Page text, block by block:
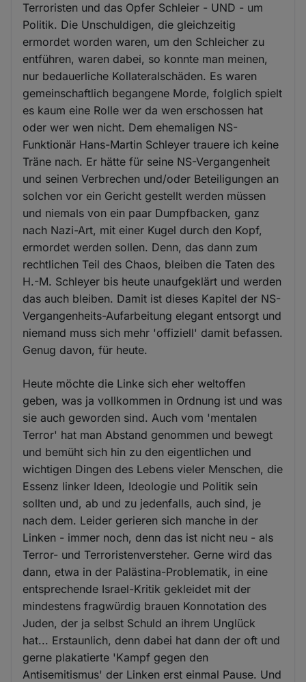
Terroristen und das Opfer Schleier - UND - um
Politik. Die Unschuldigen, die gleichzeitig
ermordet worden waren, um den Schleicher zu
entführen, waren dabei, so konnte man meinen,
nur bedauerliche Kollateralschäden. Es waren
gemeinschaftlich begangene Morde, folglich spielt
es kaum eine Rolle wer da wen erschossen hat
oder wer wen nicht. Dem ehemaligen NS-
Funktionär Hans-Martin Schleyer trauere ich keine
Träne nach. Er hätte für seine NS-Vergangenheit
und seinen Verbrechen und/oder Beteiligungen an
solchen vor ein Gericht gestellt werden müssen
und niemals von ein paar Dumpfbacken, ganz
nach Nazi-Art, mit einer Kugel durch den Kopf,
ermordet werden sollen. Denn, das dann zum
rechtlichen Teil des Chaos, bleiben die Taten des
H.-M. Schleyer bis heute unaufgeklärt und werden
das auch bleiben. Damit ist dieses Kapitel der NS-
Vergangenheits-Aufarbeitung elegant entsorgt und
niemand muss sich mehr 'offiziell' damit befassen.
Genug davon, für heute.
Heute möchte die Linke sich eher weltoffen
geben, was ja vollkommen in Ordnung ist und was
sie auch geworden sind. Auch vom 'mentalen
Terror' hat man Abstand genommen und bewegt
und bemüht sich hin zu den eigentlichen und
wichtigen Dingen des Lebens vieler Menschen, die
Essenz linker Ideen, Ideologie und Politik sein
sollten und, ab und zu jedenfalls, auch sind, je
nach dem. Leider gerieren sich manche in der
Linken - immer noch, denn das ist nicht neu - als
Terror- und Terroristenversteher. Gerne wird das
dann, etwa in der Palästina-Problematik, in eine
entsprechende Israel-Kritik gekleidet mit der
mindestens fragwürdig brauen Konnotation des
Juden, der ja selbst Schuld an ihrem Unglück
hat... Erstaunlich, denn dabei hat dann der oft und
gerne plakatierte 'Kampf gegen den
Antisemitismus' der Linken erst einmal Pause. Und